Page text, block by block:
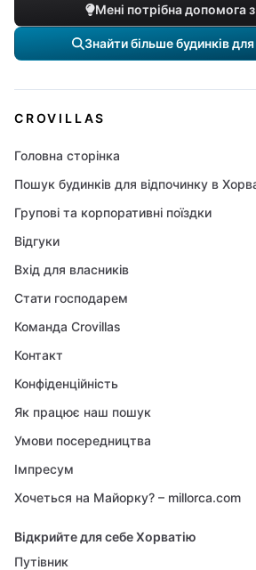
Мені потрібна допомога
Знайти більше будинків
CROVILLAS
Головна сторінка
Пошук будинків для відпочинку в
Групові та корпоративні поїздки
Відгуки
Вхід для власників
Стати господарем
Команда Crovillas
Контакт
Конфіденційність
Як працює наш пошук
Умови посередництва
Імпресум
Хочеться на Майорку? – millorca.com
Відкрийте для себе Хорватію
Путівник